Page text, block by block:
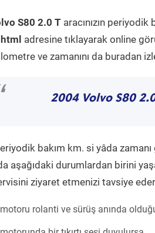
S80 2.0 T aracınızın periyodik
adresine tıklayarak online
ve zamanını da buradan
2004 Volvo S80
bakım km. si yâda
aşağıdaki durumlardan birini
ziyaret etmenizi tavsiye
motoru rolanti ve sürüş anında